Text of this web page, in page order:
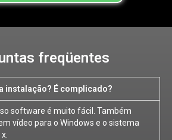
freqüentes
instalação? É complicado?
software é muito fácil. Também
vídeo para o Windows e o sistema